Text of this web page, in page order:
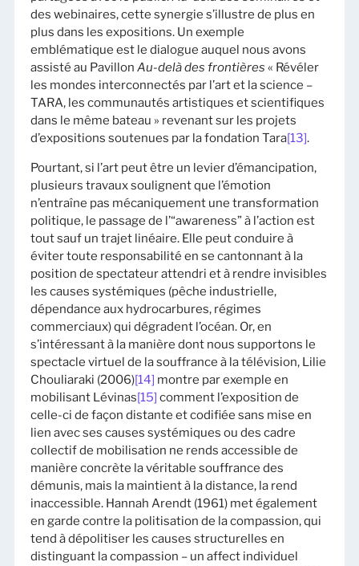
des webinaires, cette synergie s’illustre de plus en
plus dans les expositions. Un exemple
emblématique est le dialogue auquel nous avons
assisté au Pavillon Au-delà des frontières « Révéler
les mondes interconnectés par l’art et la science –
TARA, les communautés artistiques et scientifiques
dans le même bateau » revenant sur les projets
d’expositions soutenues par la fondation Tara[13].
Pourtant, si l’art peut être un levier d’émancipation,
plusieurs travaux soulignent que l’émotion
n’entraîne pas mécaniquement une transformation
politique, le passage de l’“awareness” à l’action est
tout sauf un trajet linéaire. Elle peut conduire à
éviter toute responsabilité en se cantonnant à la
position de spectateur attendri et à rendre invisibles
les causes systémiques (pêche industrielle,
dépendance aux hydrocarbures, régimes
commerciaux) qui dégradent l’océan. Or, en
s’intéressant à la manière dont nous supportons le
spectacle virtuel de la souffrance à la télévision, Lilie
Chouliaraki (2006)[14] montre par exemple en
mobilisant Lévinas[15] comment l’exposition de
celle-ci de façon distante et codifiée sans mise en
lien avec ses causes systémiques ou des cadre
collectif de mobilisation ne rends accessible de
manière concrète la véritable souffrance des
démunis, mais la maintient à la distance, la rend
inaccessible. Hannah Arendt (1961) met également
en garde contre la politisation de la compassion, qui
tend à dépolitiser les causes structurelles en
distinguant la compassion – un affect individuel